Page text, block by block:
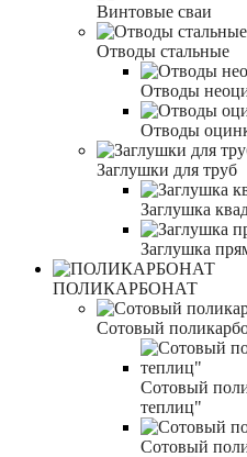
Винтовые сваи
Отводы стальные
Отводы
Отводы
Заглушки для труб
Заглушка
Заглушка
ПОЛИКАРБОНАТ
Сотовый
Сотовый
теплиц"
Сотовый